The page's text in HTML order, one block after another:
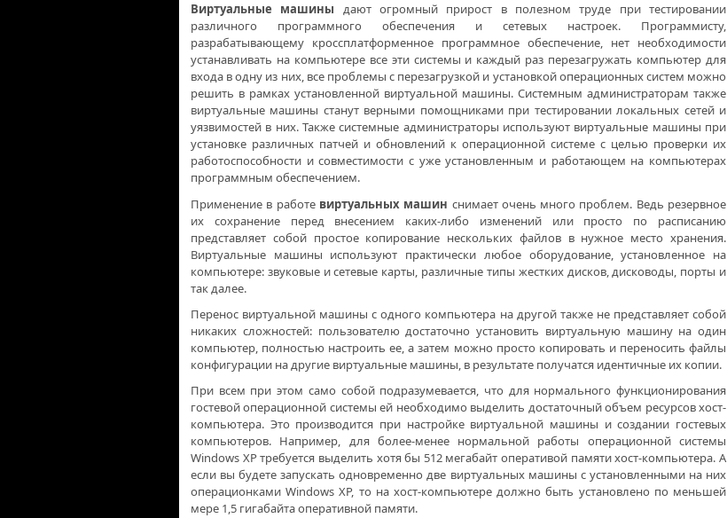
Виртуальные машины дают огромный прирост в полезном труде при тестировании
различного программного обеспечения и сетевых настроек. Программисту,
разрабатывающему кроссплатформенное программное обеспечение, нет необходимости
устанавливать на компьютере все эти системы и каждый раз перезагружать компьютер для
входа в одну из них, все проблемы с перезагрузкой и установкой операционных систем можно
решить в рамках установленной виртуальной машины. Системным администраторам также
виртуальные машины станут верными помощниками при тестировании локальных сетей и
уязвимостей в них. Также системные администраторы используют виртуальные машины при
установке различных патчей и обновлений к операционной системе с целью проверки их
работоспособности и совместимости с уже установленным и работающем на компьютерах
программным обеспечением.
Применение в работе виртуальных машин снимает очень много проблем. Ведь резервное
их сохранение перед внесением каких-либо изменений или просто по расписанию
представляет собой простое копирование нескольких файлов в нужное место хранения.
Виртуальные машины используют практически любое оборудование, установленное на
компьютере: звуковые и сетевые карты, различные типы жестких дисков, дисководы, порты и
так далее.
Перенос виртуальной машины с одного компьютера на другой также не представляет собой
никаких сложностей: пользователю достаточно установить виртуальную машину на один
компьютер, полностью настроить ее, а затем можно просто копировать и переносить файлы
конфигурации на другие виртуальные машины, в результате получатся идентичные их копии.
При всем при этом само собой подразумевается, что для нормального функционирования
гостевой операционной системы ей необходимо выделить достаточный объем ресурсов хост-
компьютера. Это производится при настройке виртуальной машины и создании гостевых
компьютеров. Например, для более-менее нормальной работы операционной системы
Windows XP требуется выделить хотя бы 512 мегабайт оперативой памяти хост-компьютера. А
если вы будете запускать одновременно две виртуальных машины с установленными на них
операционками Windows XP, то на хост-компьютере должно быть установлено по меньшей
мере 1,5 гигабайта оперативной памяти.